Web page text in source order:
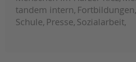
tandem intern Fortbildungen
Schule Presse Sozialarbeit